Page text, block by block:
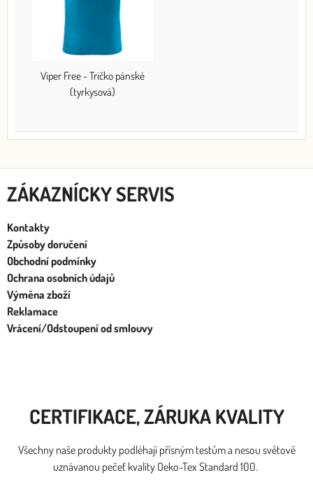
Viper Free - Tričko pánské
(tyrkysová)
ZÁKAZNÍCKY SERVIS
Kontakty
Způsoby doručení
Obchodní podmínky
Ochrana osobních údajů
Výměna zboží
Reklamace
Vrácení/Odstoupení od smlouvy
CERTIFIKACE, ZÁRUKA KVALITY
Všechny naše produkty podléhají přísným testům a nesou světově
uznávanou pečeť kvality Oeko-Tex Standard 100.